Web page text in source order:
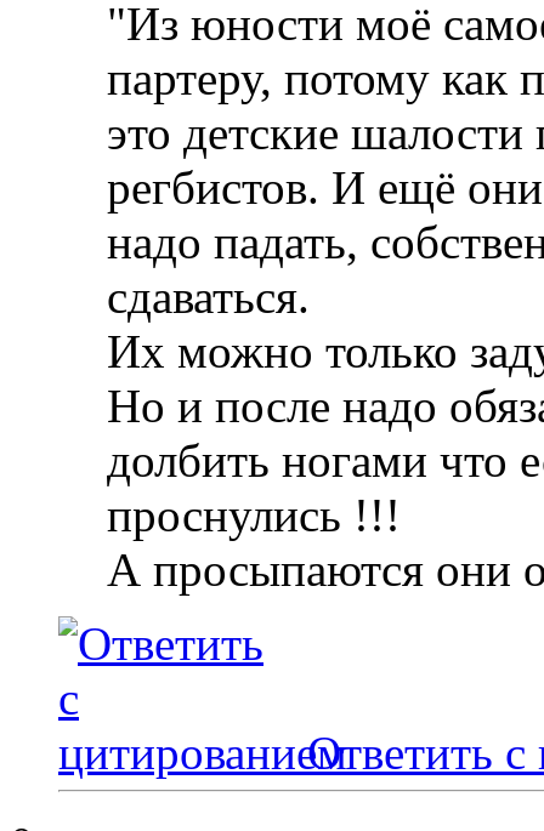
"Из юности моё
партеру, потому как
это детские
регбистов. И ещё
надо падать,
сдаваться.
Их можно только
Но и после надо
долбить ногами что
проснулись !!!
А просыпаются они
Ответить с